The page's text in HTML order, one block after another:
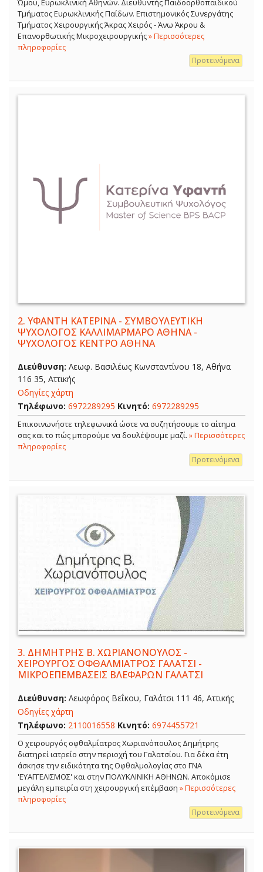
Ώμου, Ευρωκλινική Αθηνών. Διευθυντής Παιδοορθοπαιδικού
Τμήματος Ευρωκλινικής Παίδων. Επιστημονικός Συνεργάτης
Τμήματος Χειρουργικής Άκρας Χειρός - Άνω Άκρου &
Επανορθωτικής Μικροχειρουργικής» Περισσότερες
πληροφορίες
Προτεινόμενα
2. ΥΦΑΝΤΗ ΚΑΤΕΡΙΝΑ - ΣΥΜΒΟΥΛΕΥΤΙΚΗ
ΨΥΧΟΛΟΓΟΣ ΚΑΛΛΙΜΑΡΜΑΡΟ ΑΘΗΝΑ -
ΨΥΧΟΛΟΓΟΣ ΚΕΝΤΡΟ ΑΘΗΝΑ
Διεύθυνση: Λεωφ. Βασιλέως Κωνσταντίνου 18, Αθήνα
116 35, Αττικής
Οδηγίες χάρτη
Τηλέφωνο: 6972289295 Κινητό: 6972289295
Επικοινωνήστε τηλεφωνικά ώστε να συζητήσουμε το αίτημα
σας και το πώς μπορούμε να δουλέψουμε μαζί. » Περισσότερες
πληροφορίες
Προτεινόμενα
3. ΔΗΜΗΤΡΗΣ Β. ΧΩΡΙΑΝΟΝΟΥΛΟΣ -
ΧΕΙΡΟΥΡΓΟΣ ΟΦΘΑΛΜΙΑΤΡΟΣ ΓΑΛΑΤΣΙ -
ΜΙΚΡΟΕΠΕΜΒΑΣΕΙΣ ΒΛΕΦΑΡΩΝ ΓΑΛΑΤΣΙ
Διεύθυνση: Λεωφόρος Βεΐκου, Γαλάτσι 111 46, Αττικής
Οδηγίες χάρτη
Τηλέφωνο: 2110016558 Κινητό: 6974455721
Ο χειρουργός οφθαλμίατρος Χωριανόπουλος Δημήτρης
διατηρεί ιατρείο στην περιοχή του Γαλατσίου. Για δέκα έτη
άσκησε την ειδικότητα της Οφθαλμολογίας στο ΓΝΑ
'ΕΥΑΓΓΕΛΙΣΜΟΣ' και στην ΠΟΛΥΚΛΙΝΙΚΗ ΑΘΗΝΩΝ. Αποκόμισε
μεγάλη εμπειρία στη χειρουργική επέμβαση » Περισσότερες
πληροφορίες
Προτεινόμενα